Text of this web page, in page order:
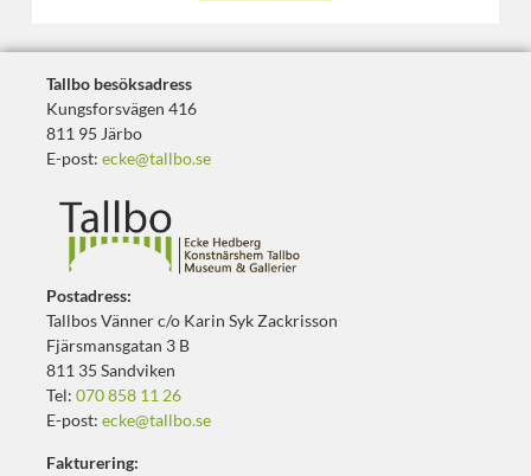
Tallbo besöksadress
Kungsforsvägen 416
811 95 Järbo
E-post: ecke@tallbo.se
Postadress:
Tallbos Vänner c/o Karin Syk Zackrisson
Fjärsmansgatan 3 B
811 35 Sandviken
Tel: 070 858 11 26
E-post: ecke@tallbo.se
Fakturering: